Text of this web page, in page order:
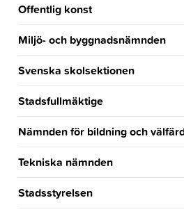
Offentlig konst
Miljö- och byggnadsnämnden
Svenska skolsektionen
Stadsfullmäktige
Nämnden för bildning och
Tekniska nämnden
Stadsstyrelsen